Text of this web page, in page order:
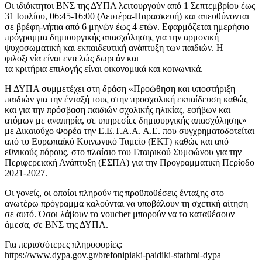
Οι ιδιόκτητοι ΒΝΣ της ΔΥΠΑ λειτουργούν από 1 Σεπτεμβρίου έως
31 Ιουλίου, 06:45-16:00 (Δευτέρα-Παρασκευή) και απευθύνονται
σε βρέφη-νήπια από 6 μηνών έως 4 ετών. Εφαρμόζεται ημερήσιο
πρόγραμμα δημιουργικής απασχόλησης για την αρμονική
ψυχοσωματική και εκπαιδευτική ανάπτυξη των παιδιών. Η
φιλοξενία είναι εντελώς δωρεάν και
τα κριτήρια επιλογής είναι οικονομικά και κοινωνικά.
Η ΔΥΠΑ συμμετέχει στη δράση «Προώθηση και υποστήριξη
παιδιών για την ένταξή τους στην προσχολική εκπαίδευση καθώς
και για την πρόσβαση παιδιών σχολικής ηλικίας, εφήβων και
ατόμων με αναπηρία, σε υπηρεσίες δημιουργικής απασχόλησης»
με Δικαιούχο Φορέα την Ε.Ε.Τ.Α.Α. Α.Ε. που συγχρηματοδοτείται
από το Ευρωπαϊκό Κοινωνικό Ταμείο (ΕΚΤ) καθώς και από
εθνικούς πόρους, στο πλαίσιο του Εταιρικού Συμφώνου για την
Περιφερειακή Ανάπτυξη (ΕΣΠΑ) για την Προγραμματική Περίοδο
2021-2027.
Οι γονείς, οι οποίοι πληρούν τις προϋποθέσεις ένταξης στο
ανωτέρω πρόγραμμα καλούνται να υποβάλουν τη σχετική αίτηση
σε αυτό. Όσοι λάβουν το voucher μπορούν να το καταθέσουν
άμεσα, σε ΒΝΣ της ΔΥΠΑ.
Για περισσότερες πληροφορίες:
https://www.dypa.gov.gr/brefonipiaki-paidiki-stathmi-dypa